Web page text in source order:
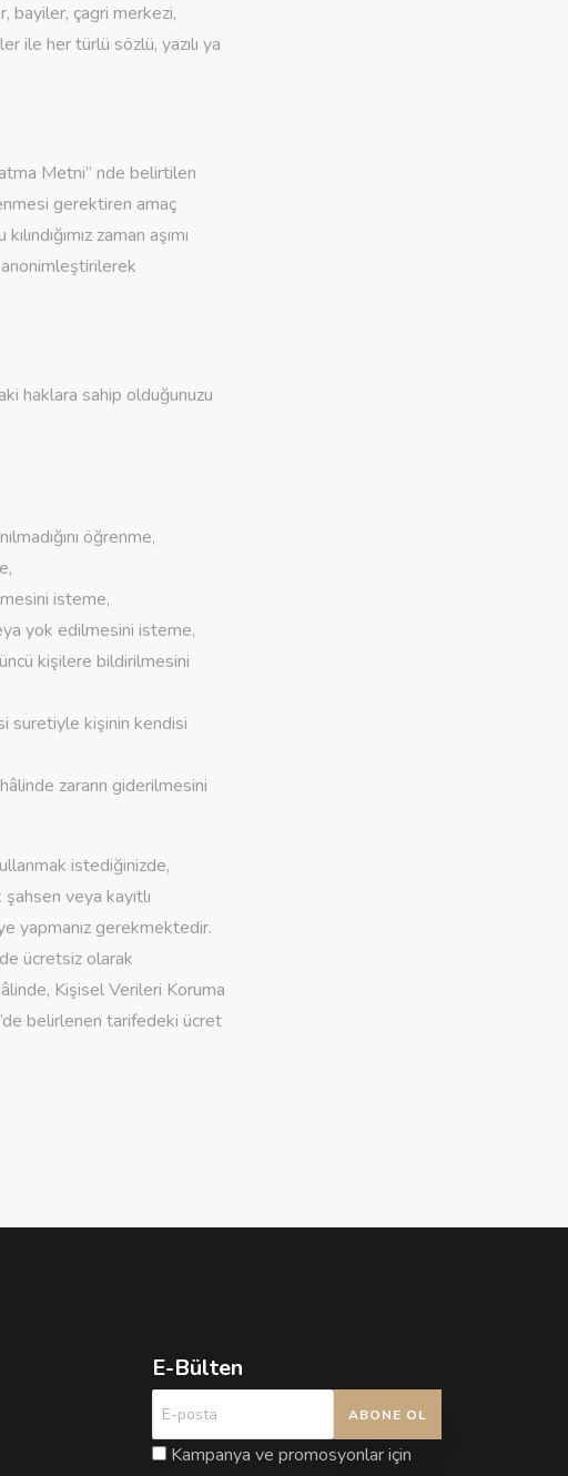
bayiler, çagri merkezi,
ile her türlü sözlü, yazılı ya
Metni” nde belirtilen
gerektiren amaç
zaman aşımı
haklara sahip olduğunuzu
öğrenme,
isteme,
yok edilmesini isteme,
kişilere bildirilmesini
suretiyle kişinin kendisi
zararın giderilmesini
istediğinizde,
veya kayıtlı
yapmanız gerekmektedir.
ücretsiz olarak
Kişisel Verileri Koruma
belirlenen tarifedeki ücret
E-Bülten
ABONE OL
Kampanya ve promosyonlar için